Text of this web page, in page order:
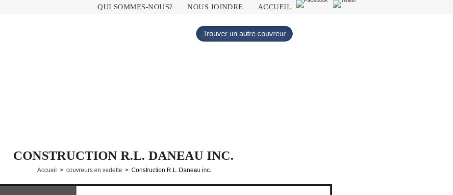
Menu principal
QUI SOMMES-NOUS? NOUS JOINDRE ACCUEIL
Trouver un autre couvreur
CONSTRUCTION R.L. DANEAU INC.
Accueil > couvreurs en vedette > Construction R.L. Daneau inc.